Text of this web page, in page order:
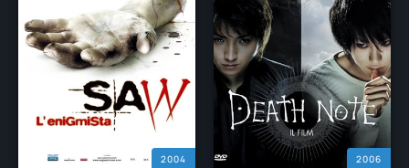
2004 2006